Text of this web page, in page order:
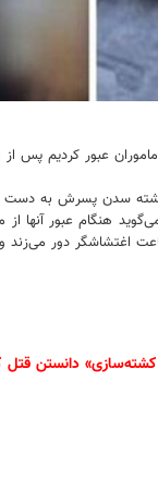
ماموران عبور کردیم
سدن پسرش به دست
هنگام عبور آنها
اغتشاشگر دور
دانستن قتل